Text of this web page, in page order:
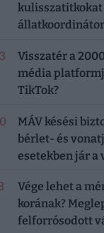
állatkoordinátor
Visszatér a
média
TikTok?
MÁV késési
bérlet- és
esetekben jár a
Vége lehet a
korának?
felforrósodott